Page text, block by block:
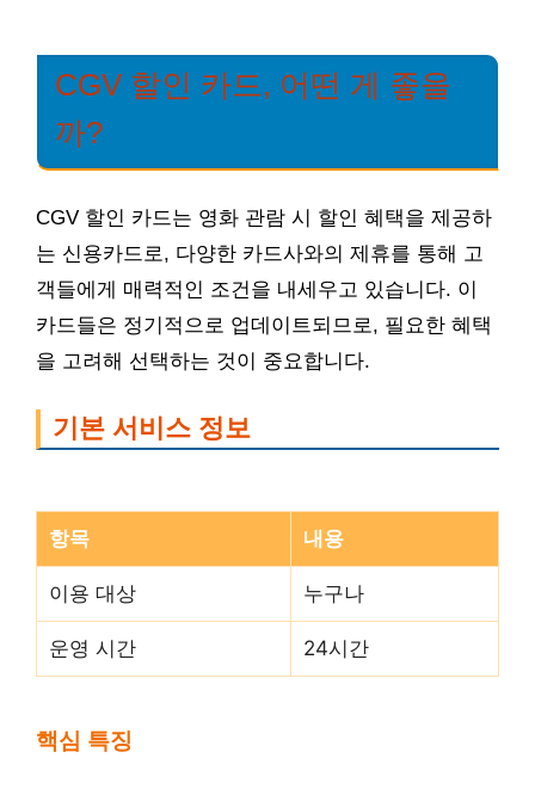
CGV 할인 카드, 어떤 게 좋을
까?
CGV 할인 카드는 영화 관람 시 할인 혜택을 제공하
는 신용카드로, 다양한 카드사와의 제휴를 통해 고
객들에게 매력적인 조건을 내세우고 있습니다. 이
카드들은 정기적으로 업데이트되므로, 필요한 혜택
을 고려해 선택하는 것이 중요합니다.
기본 서비스 정보
항목 내용
이용 대상 누구나
운영 시간 24시간
핵심 특징